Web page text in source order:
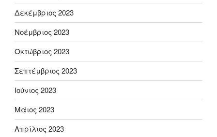
Δεκέμβριος 2023
Νοέμβριος 2023
Οκτώβριος 2023
Σεπτέμβριος 2023
Ιούνιος 2023
Μάιος 2023
Απρίλιος 2023